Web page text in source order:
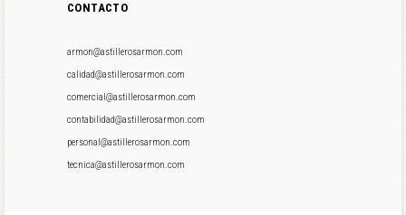
CONTACTO
armon@astillerosarmon.com
calidad@astillerosarmon.com
comercial@astillerosarmon.com
contabilidad@astillerosarmon.com
personal@astillerosarmon.com
tecnica@astillerosarmon.com